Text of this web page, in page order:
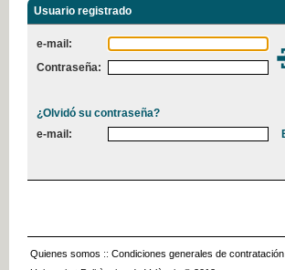
Usuario registrado
e-mail:
Contraseña:
¿Olvidó su contraseña?
e-mail:
Quienes somos :: Condiciones generales de contratación